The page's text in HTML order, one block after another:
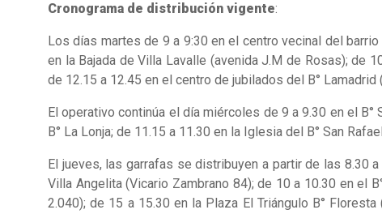
Cronograma de distribución vigente:
Los días martes de 9 a 9:30 en el centro vecinal del
en la Bajada de Villa Lavalle (avenida J.M de Rosas); de
de 12.15 a 12.45 en el centro de jubilados del B°
El operativo continúa el día miércoles de 9 a 9.30 en el
B° La Lonja; de 11.15 a 11.30 en la Iglesia del B° San
El jueves, las garrafas se distribuyen a partir de las 8.30
Villa Angelita (Vicario Zambrano 84); de 10 a 10.30 en el
2.040); de 15 a 15.30 en la Plaza El Triángulo B°